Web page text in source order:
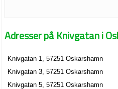
Adresser på Knivgatan i
Knivgatan 1, 57251 Oskarshamn
Knivgatan 3, 57251 Oskarshamn
Knivgatan 5, 57251 Oskarshamn